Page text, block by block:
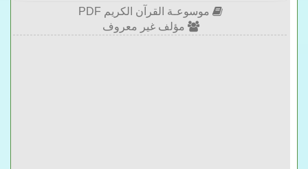
موسوعـة القرآن الكريم PDF
مؤلف غير معروف